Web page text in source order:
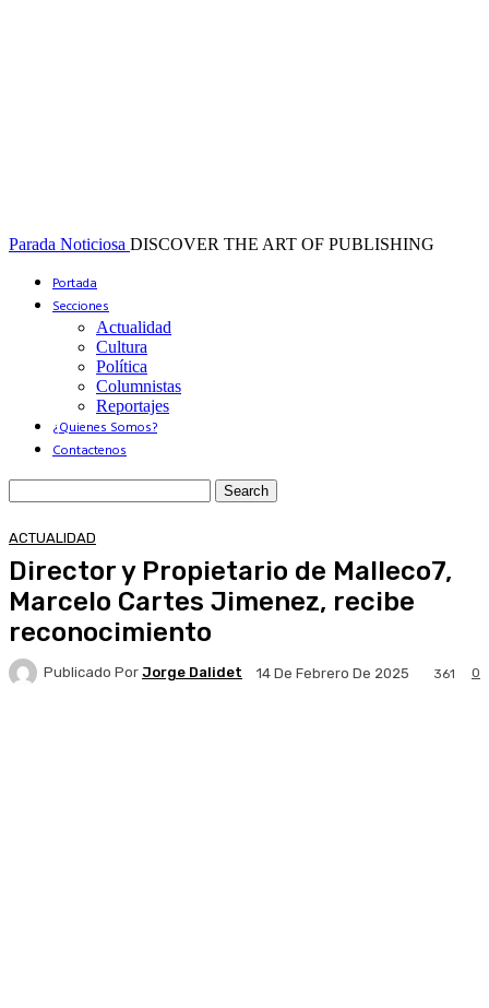
Parada Noticiosa DISCOVER THE ART OF PUBLISHING
Portada
Secciones
Actualidad
Cultura
Política
Columnistas
Reportajes
¿Quienes Somos?
Contactenos
ACTUALIDAD
Director y Propietario de Malleco7,
Marcelo Cartes Jimenez, recibe
reconocimiento
Publicado Por Jorge Dalidet 14 De Febrero De 2025 0
361